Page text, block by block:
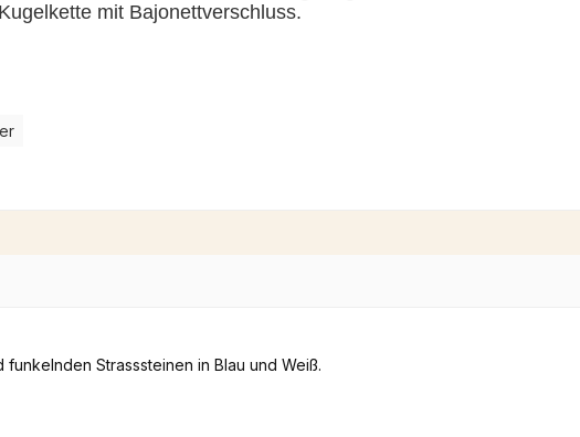
mit Bajonettverschluss.